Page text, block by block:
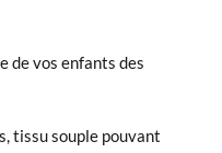
vos enfants des
tissu souple pouvant